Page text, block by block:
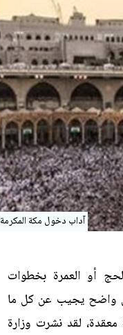
آداب دخول مكة المكرمة
أو العمرة بخطوات
واضح يجيب عن كل ما
لقد نشرت وزارة